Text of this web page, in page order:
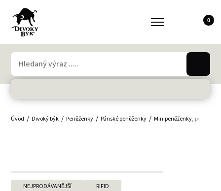
0
Úvod Divoký býk Peněženky Pánské peněženky Minipeněženky,
NEJPRODÁVANĚJŠÍ RIFID